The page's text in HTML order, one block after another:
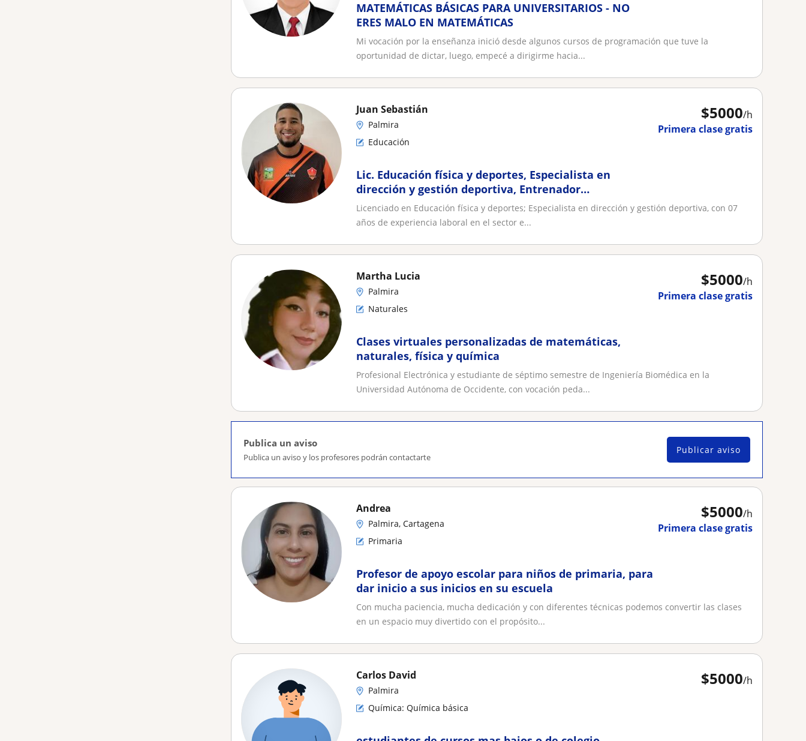
MATEMÁTICAS BÁSICAS PARA UNIVERSITARIOS - NO
ERES MALO EN MATEMÁTICAS
Mi vocación por la enseñanza inició desde algunos cursos de programación que tuve la
oportunidad de dictar, luego, empecé a dirigirme hacia...
$5000/h
Primera clase gratis
Juan Sebastián
Palmira
Educación
Lic. Educación física y deportes, Especialista en
dirección y gestión deportiva, Entrenador
personalizado
Licenciado en Educación física y deportes; Especialista en dirección y gestión deportiva, con 07
años de experiencia laboral en el sector e...
$5000/h
Primera clase gratis
Martha Lucia
Palmira
Naturales
Clases virtuales personalizadas de matemáticas,
naturales, física y química
Profesional Electrónica y estudiante de séptimo semestre de Ingeniería Biomédica en la
Universidad Autónoma de Occidente, con vocación peda...
Publica un aviso
Publica un aviso y los profesores podrán contactarte
Publicar aviso
$5000/h
Primera clase gratis
Andrea
Palmira, Cartagena
Primaria
Profesor de apoyo escolar para niños de primaria, para
dar inicio a sus inicios en su escuela
Con mucha paciencia, mucha dedicación y con diferentes técnicas podemos convertir las clases
en un espacio muy divertido con el propósito...
$5000/h
Carlos David
Palmira
Química: Química básica